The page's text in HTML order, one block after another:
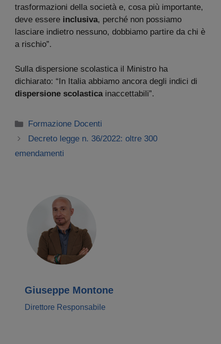
trasformazioni della società e, cosa più importante,
deve essere inclusiva, perché non possiamo
lasciare indietro nessuno, dobbiamo partire da chi è
a rischio”.
Sulla dispersione scolastica il Ministro ha
dichiarato: “In Italia abbiamo ancora degli indici di
dispersione scolastica inaccettabili”.
Categorie
Formazione Docenti
Decreto legge n. 36/2022: oltre 300
emendamenti
Giuseppe Montone
Direttore Responsabile